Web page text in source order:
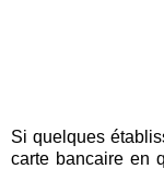
Si quelques
carte bancaire en